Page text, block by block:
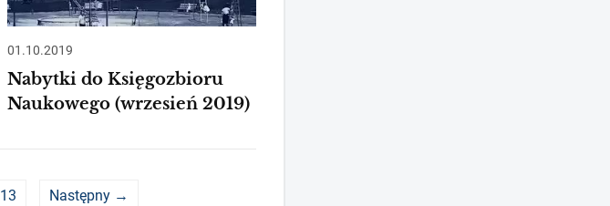
01.10.2019
Nabytki do Księgozbioru
Naukowego (wrzesień 2019)
13 Następny →